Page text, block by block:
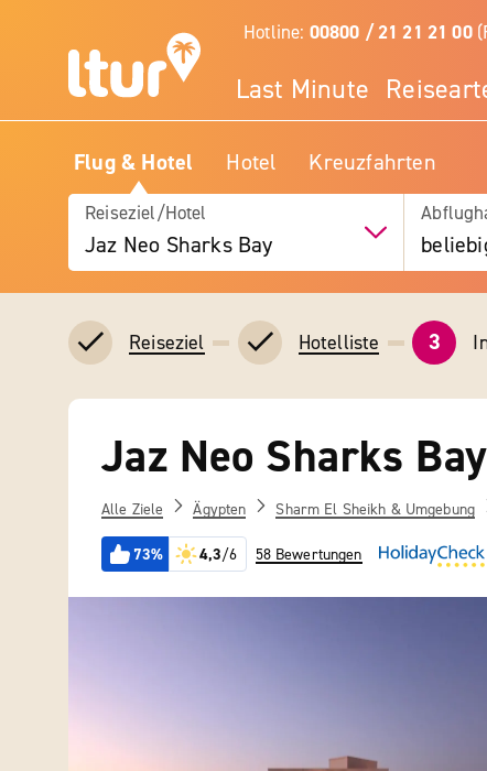
Hotline: 00800 / 21 21 21 00
Last Minute
Flug & Hotel Hotel Kreuzfahrten
Reiseziel/Hotel
Jaz Neo Sharks Bay
Reiseziel Hotelliste 3
Jaz Neo Sharks Bay
Alle Ziele Ägypten Sharm El Sheikh & Umgebung
73% 4,3/6 58 Bewertungen